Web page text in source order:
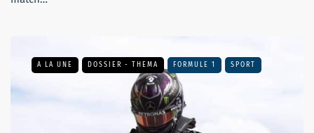
A LA UNE DOSSIER - THEMA FORMULE 1 SPORT